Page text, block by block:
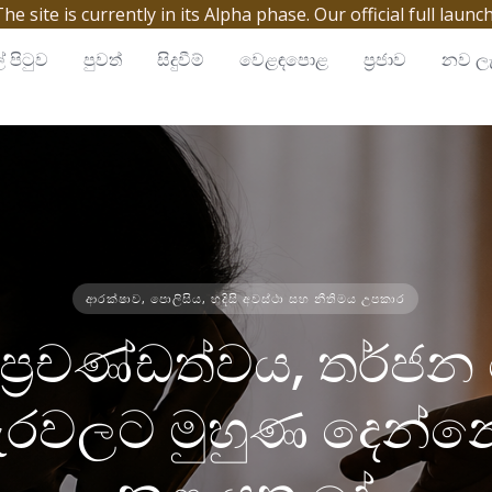
site is currently in its Alpha phase. Our official full
පිටුව පුවත් සිදුවීම් වෙළඳපොළ ප්‍රජාව නව
ආරක්ෂාව, පොලිසිය, හදිසි අවස්ථා සහ නීතිමය උපකාර
මුහුණ